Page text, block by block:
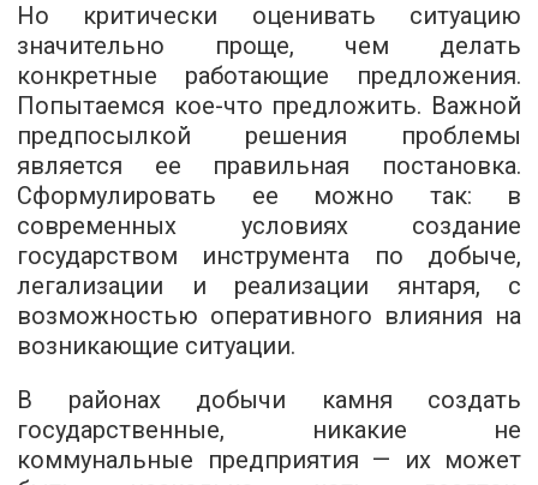
Но критически оценивать ситуацию
значительно проще, чем делать
конкретные работающие предложения.
Попытаемся кое-что предложить. Важной
предпосылкой решения проблемы
является ее правильная постановка.
Сформулировать ее можно так: в
современных условиях создание
государством инструмента по добыче,
легализации и реализации янтаря, с
возможностью оперативного влияния на
возникающие ситуации.
В районах добычи камня создать
государственные, никакие не
коммунальные предприятия — их может